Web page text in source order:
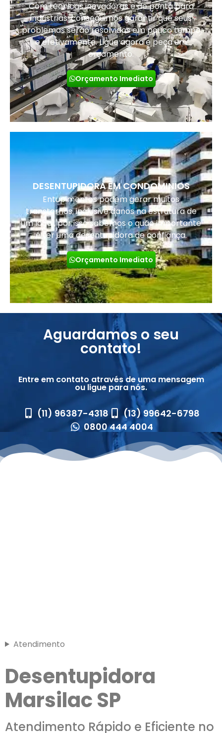
Com técnicas inovadoras e de ponta para
indústrias, conseguimos garantir que seus
problemas serão resolvidos em pouco tempo
e efetivamente. Ligue agora e peça um
orçamento.
Orçamento Imediato
DESENTUPIDORA EM CONDOMINIOS
Entupimentos podem gerar muitos
transtornos, inclusive danos na estrutura de
um local, por isso sabemos o quão importante
é ter uma desentupidora de confiança.
Orçamento Imediato
Aguardamos o seu
contato!
Entre em contato através de uma mensagem
ou ligue para nós.
(11) 96387-4318
(13) 99642-6798
0800 444 4004
Atendimento
Desentupidora
Marsilac SP
Atendimento Rápido e Eficiente no